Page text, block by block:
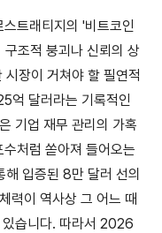
트래티지의 '비트코인
조적 붕괴나 신뢰의 상
장이 거쳐야 할 필연적
억 달러라는 기록적인
기업 재무 관리의 가혹
처럼 쏟아져 들어오는
입증된 8만 달러 선의
력이 역사상 그 어느 때
있습니다. 따라서 2026